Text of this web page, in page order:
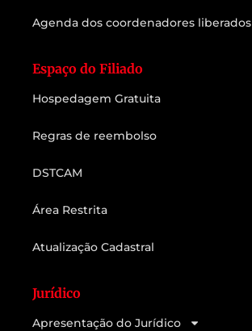
Agenda dos coordenadores liberados
Espaço do Filiado
Hospedagem Gratuita
Regras de reembolso
DSTCAM
Área Restrita
Atualização Cadastral
Jurídico
Apresentação do Jurídico